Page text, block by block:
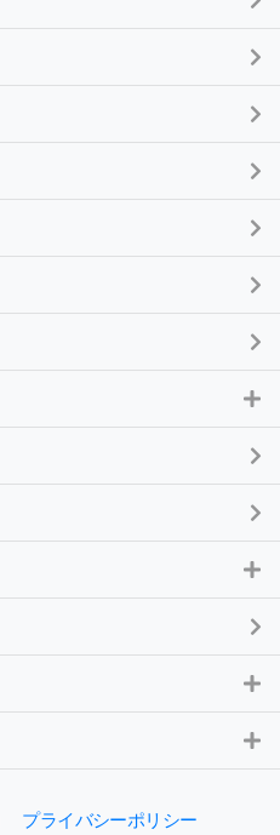
プライバシーポリシー